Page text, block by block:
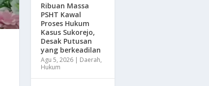
Ribuan Massa
PSHT Kawal
Proses Hukum
Kasus Sukorejo,
Desak Putusan
yang berkeadilan
Agu 5, 2026| Daerah,
Hukum